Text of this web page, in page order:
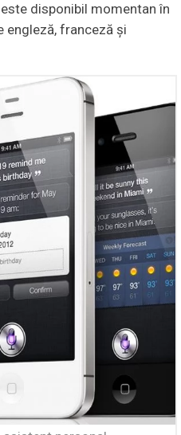
disponibil momentan în
engleză, franceză şi